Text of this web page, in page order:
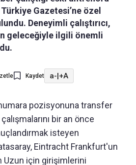
Gazetesi’ne özel
Deneyimli çalıştırıcı,
geleceğiyle ilgili önemli
Kaydet a-|+A
pozisyonuna transfer
bir an önce
isteyen
Eintracht Frankfurt'un
Uzun için girişimlerini